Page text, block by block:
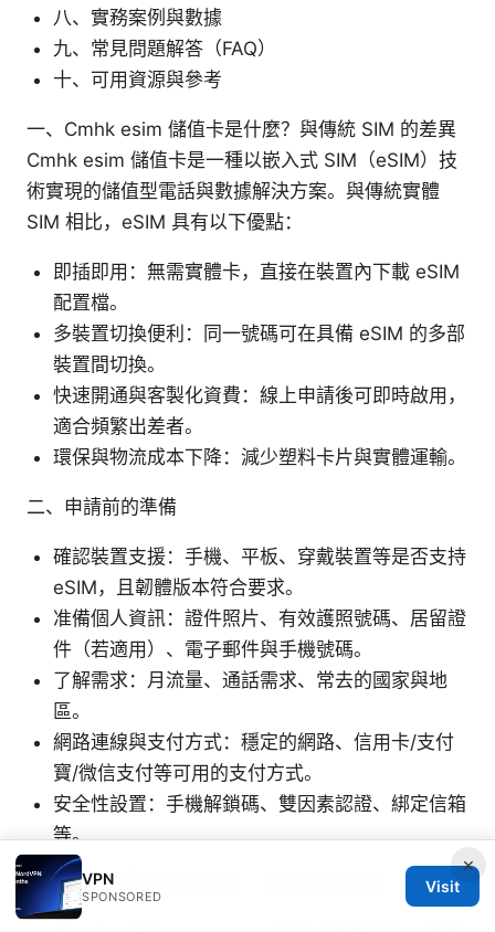
八、實務案例與數據
九、常見問題解答（FAQ）
十、可用資源與參考
一、Cmhk esim 儲值卡是什麼？與傳統 SIM 的差異
Cmhk esim 儲值卡是一種以嵌入式 SIM（eSIM）技
術實現的儲值型電話與數據解決方案。與傳統實體
SIM 相比，eSIM 具有以下優點：
即插即用：無需實體卡，直接在裝置內下載 eSIM
配置檔。
多裝置切換便利：同一號碼可在具備 eSIM 的多部
裝置間切換。
快速開通與客製化資費：線上申請後可即時啟用，
適合頻繁出差者。
環保與物流成本下降：減少塑料卡片與實體運輸。
二、申請前的準備
確認裝置支援：手機、平板、穿戴裝置等是否支持
eSIM，且韌體版本符合要求。
准備個人資訊：證件照片、有效護照號碼、居留證
件（若適用）、電子郵件與手機號碼。
了解需求：月流量、通話需求、常去的國家與地
區。
網路連線與支付方式：穩定的網路、信用卡/支付
寶/微信支付等可用的支付方式。
安全性設置：手機解鎖碼、雙因素認證、綁定信箱
等。
三、申請步驟與啟用流程 3.1 線上申請流程
×
VPN
SPONSORED
Visit